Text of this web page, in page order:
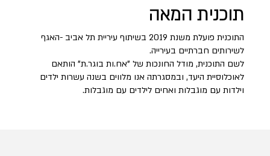
תוכנית המאה
התוכנית פועלת משנת 2019 בשיתוף עיריית תל אביב -האגף
לשירותים חברתיים בעירייה.
לשם התוכנית, מודל החונכות של "אח.ות בוגר.ת" הותאם
לאוכלוסיית היעד, ובמסגרתה אנו מלווים בשנה עשרות ילדים
וילדות עם מוגבלות ואחים לילדים עם מוגבלות.